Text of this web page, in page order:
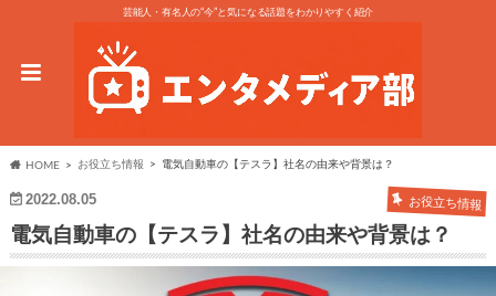
芸能人・有名人の“今”と気になる話題をわかりやすく紹介
HOME お役立ち情報 電気自動車の【テスラ】社名の由来や背景は？
2022.08.05 お役立ち情報
電気自動車の【テスラ】社名の由来や背景は？